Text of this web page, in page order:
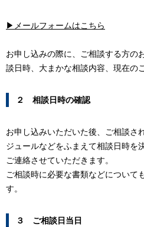
▶メールフォームはこちら
お申し込みの際に、ご相談する方の
談日時、大まかな相談内容、現在の
２ 相談日時の確認
お申し込みいただいた後、ご相談さ
ジュールなどをふまえて相談日時を
ご連絡させていただきます。
ご相談時に必要な書類などについて
す。
３ ご相談日当日